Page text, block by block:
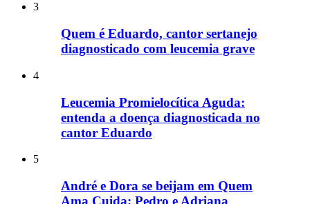
3
Quem é Eduardo, cantor sertanejo
diagnosticado com leucemia grave
4
Leucemia Promielocítica Aguda:
entenda a doença diagnosticada no
cantor Eduardo
5
André e Dora se beijam em Quem
Ama Cuida; Pedro e Adriana